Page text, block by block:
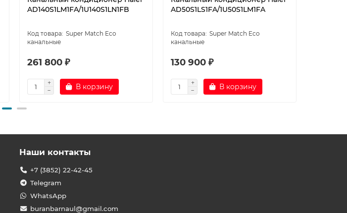
AD140S1LM1FA/1U140S1LN1FB
Super Match Eco
канальные
261 800 ₽
В корзину
AD50S1LS1FA/1U50S1LM1FA
Super Match Eco
канальные
130 900 ₽
В корзину
Наши контакты
+7 (3852) 22-42-45
Telegram
WhatsApp
buranbarnaul@gmail.com